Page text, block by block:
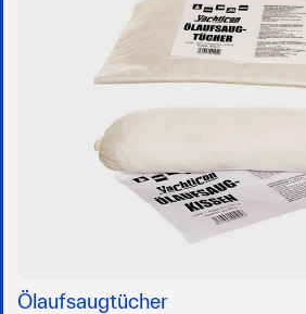
Ölaufsaugtücher